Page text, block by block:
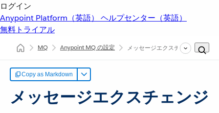
ログイン
Anypoint Platform（英語） ヘルプセンター（英語）
無料トライアル
MQ Anypoint MQ の設定 メッセージエクスチェンジに対
Copy as Markdown
メッセージエクスチェンジ